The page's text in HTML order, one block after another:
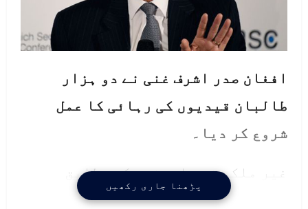
افغان صدر اشرف غنی نے دو ہزار
طالبان قیدیوں کی رہائی کا عمل
شروع کر دیا۔
غیر ملکی خبر ایجنسی کے مطابق
افغان صدر اشرف غنی کا کہنا ہے کہ
پڑھنا جاری رکھیں